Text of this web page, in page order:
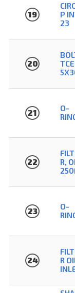
19
P
23
20
21
O-
22
R,
23
O-
24
R